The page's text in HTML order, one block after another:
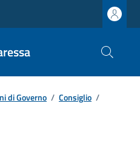
di Governo / Consiglio /